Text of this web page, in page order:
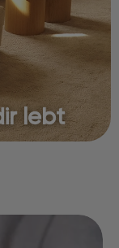
lebt